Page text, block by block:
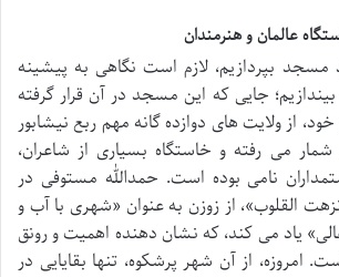
عالمان و هنرمندان
بپردازیم، لازم است نگاهی به پیشینه
جایی که این مسجد در آن قرار گرفته
از ولایت های دوازده گانه مهم ربع نیشابور
می رفته و خاستگاه بسیاری از شاعران،
نامی بوده است. حمدالله مستوفی در
القلوب»، از زوزن به عنوان «شهری با آب و
یاد می کند، که نشان دهنده اهمیت و رونق
امروزه، از آن شهر پرشکوه، تنها بقایایی در